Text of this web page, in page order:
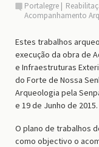
Portalegre
Acompanhamento
Estes trabalhos
execução da obra de
e Infraestruturas
do Forte de Nossa
Arqueologia pela
e 19 de Junho de 2015.
O plano de trabalhos
como objectivo o